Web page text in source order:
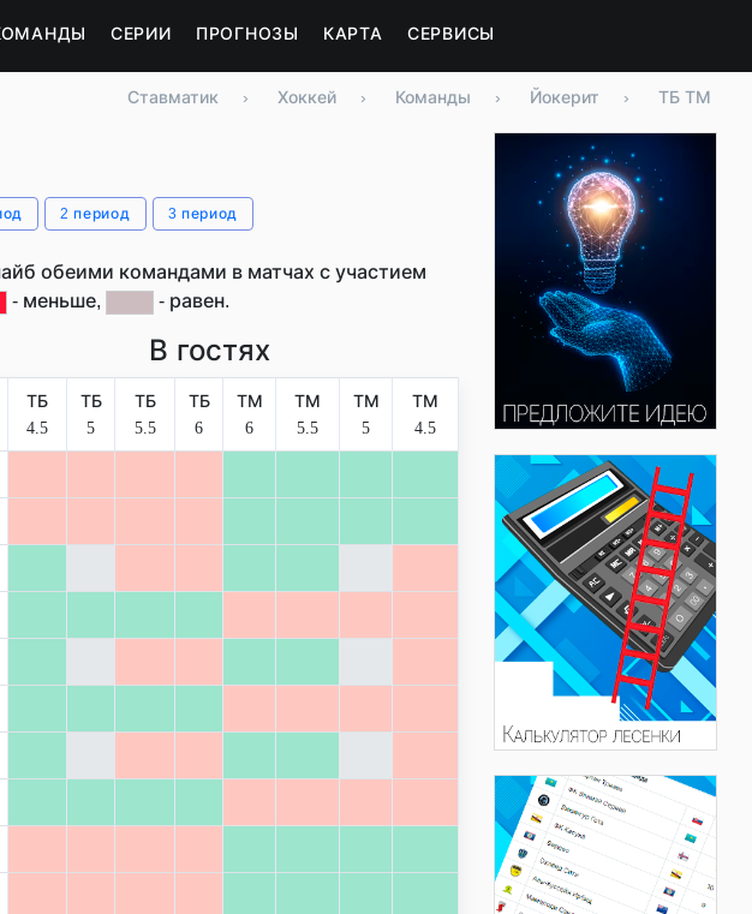
СЕРИИ ПРОГНОЗЫ КАРТА СЕРВИСЫ
Ставматик › Хоккей › Команды › Йокерит › ТБ ТМ
2 период 3 период
обеими командами в матчах с участием
- меньше, - равен.
В гостях
ТБ
4.5
ТБ
5
ТБ
5.5
ТБ
6
ТМ
6
ТМ
5.5
ТМ
5
ТМ
4.5